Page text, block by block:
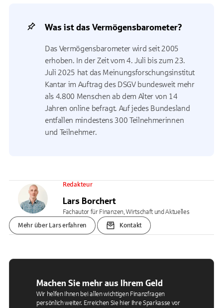
Was ist das Vermögensbarometer?
Das Vermögensbarometer wird seit 2005
erhoben. In der Zeit vom 4. Juli bis zum 23.
Juli 2025 hat das Meinungsforschungsinstitut
Kantar im Auftrag des DSGV bundesweit mehr
als 4.800 Menschen ab dem Alter von 14
Jahren online befragt. Auf jedes Bundesland
entfallen mindestens 300 Teilnehmerinnen
und Teilnehmer.
Redakteur
Lars Borchert
Fachautor für Finanzen, Wirtschaft und Aktuelles
Mehr über Lars erfahren
Kontakt
Machen Sie mehr aus Ihrem Geld
Wir helfen Ihnen bei allen wichtigen Finanzfragen
persönlich weiter. Erreichen Sie hier Ihre Sparkasse vor